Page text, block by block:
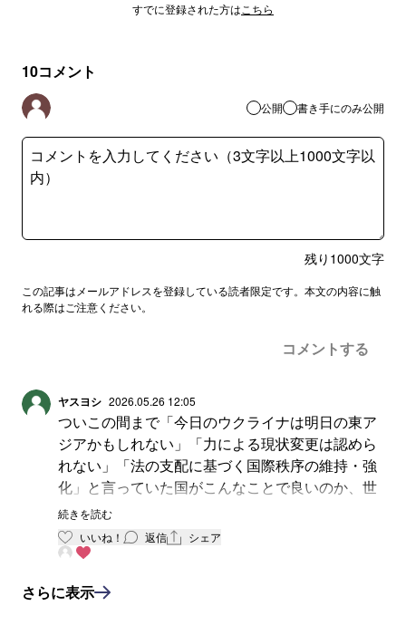
すでに登録された方は こちら
10コメント
公開 書き手にのみ公開
残り 1000文字
この記事はメールアドレスを登録している読者限定です。本文の内容に触
れる際はご注意ください。
コメントする
ヤスヨシ 2026.05.26 12:05
ついこの間まで「今日のウクライナは明日の東ア
ジアかもしれない」「力による現状変更は認めら
れない」「法の支配に基づく国際秩序の維持・強
化」と言っていた国がこんなことで良いのか、世
界から尊敬されるのかと、怒りと悲しみを持って
読ませていただきました。
続きを読む
いいね！
返信 シェア
さらに表示